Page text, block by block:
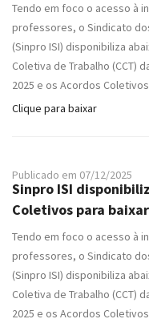
Tendo em foco o acesso à
professores, o Sindicato
(Sinpro ISI) disponibiliza
Coletiva de Trabalho (CCT)
2025 e os Acordos
Clique para baixar
Publicado em 07/12/2025
Sinpro ISI
Coletivos para baixar
Tendo em foco o acesso à
professores, o Sindicato
(Sinpro ISI) disponibiliza
Coletiva de Trabalho (CCT)
2025 e os Acordos